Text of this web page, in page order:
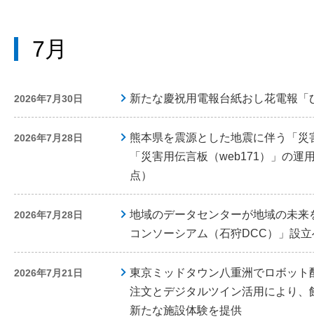
7月
2026年7月30日 新たな慶祝用電報台紙おし花電報
2026年7月28日
熊本県を震源とした地震に伴う「
「災害用伝言板（web171）」の運
点）
2026年7月28日
地域のデータセンターが地域の未
コンソーシアム（石狩DCC）」設立
2026年7月21日
東京ミッドタウン八重洲でロボッ
注文とデジタルツイン活用により
新たな施設体験を提供